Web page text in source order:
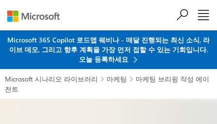
Microsoft 365 Copilot 로드맵 웨비나 - 매달 진행되는 최신 소식, 라
이브 데모, 그리고 향후 계획을 가장 먼저 접할 수 있는 기회입니다.
오늘 등록하세요
Microsoft 시나리오 라이브러리  마케팅 
마케팅 브리핑 작성 에이
전트